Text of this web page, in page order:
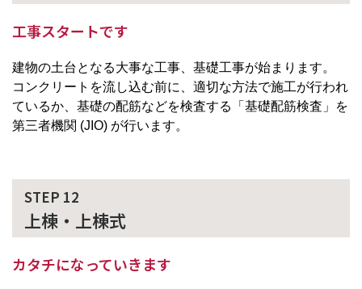
工事スタートです
建物の土台となる大事な工事、基礎工事が始まります。
コンクリートを流し込む前に、適切な方法で施工が行われ
ているか、基礎の配筋などを検査する「基礎配筋検査」を
第三者機関 (JIO) が行います。
STEP 12
上棟・上棟式
カタチになっていきます